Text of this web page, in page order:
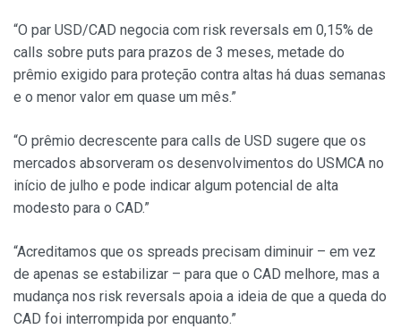
“O par USD/CAD negocia com risk reversals em 0,15% de
calls sobre puts para prazos de 3 meses, metade do
prêmio exigido para proteção contra altas há duas semanas
e o menor valor em quase um mês.”
“O prêmio decrescente para calls de USD sugere que os
mercados absorveram os desenvolvimentos do USMCA no
início de julho e pode indicar algum potencial de alta
modesto para o CAD.”
“Acreditamos que os spreads precisam diminuir – em vez
de apenas se estabilizar – para que o CAD melhore, mas a
mudança nos risk reversals apoia a ideia de que a queda do
CAD foi interrompida por enquanto.”